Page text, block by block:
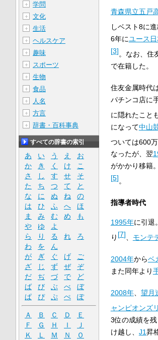
青森県立五戸
しベスト8に進
6年にユース
[3]。なお、住
で在籍した。
住友金属時代
パチンコ店に
に隠れたこと
になって中山
ついては600
なったが、翌
がかかり移籍
[5]。
指導者時代
1995年に引退
り [7] モンテ
2004年からベ
また同年より
2008年、 望月
ャンピオンズ
3位の成績を残
け越し、 J1昇
＋ 学問
＋ 文化
＋ 生活
＋ ヘルスケア
＋ 趣味
＋ スポーツ
＋ 生物
＋ 食品
＋ 人名
＋ 方言
＋ 辞書・百科事典
すべての辞書の索引
あ い う え
お
か
き く け
こ
さ
し す せ
そ
た
ち つ て
と
な
に ぬ ね
の
は
ひ ふ へ
ほ
ま
み む め
も
や
ゆ
よ
ら
り る れ
ろ
わ
を
ん
が
ぎ ぐ げ
ご
ざ
じ ず ぜ
ぞ
だ
ぢ づ で
ど
ば
び ぶ べ
ぼ
ぱ
ぴ ぷ ぺ ぽ
Ａ Ｂ Ｃ Ｄ
Ｅ
Ｆ
Ｇ Ｈ Ｉ
Ｊ
Ｋ
Ｌ Ｍ Ｎ
Ｏ